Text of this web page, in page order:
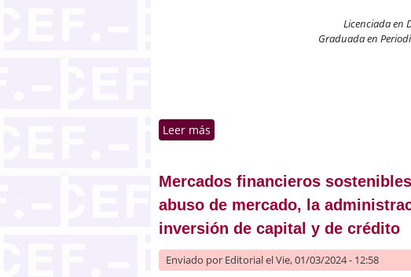
Licenciada en
Graduada en
Leer más
Mercados financieros
abuso de mercado, la
inversión de capital y de crédito
Enviado por Editorialel Vie, 01/03/2024 - 12:58